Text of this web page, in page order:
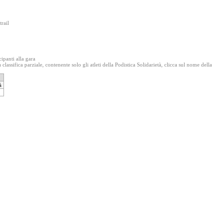
alla gara
parziale, contenente solo gli atleti della Podistica Solidarietà, clicca sul nome della